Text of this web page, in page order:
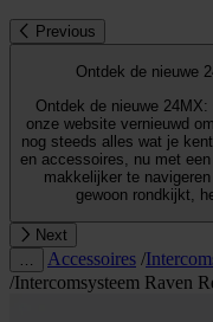
Previous
Ontdek de nieuwe
Ontdek de nieuwe 24MX:
onze website vernieuwd
nog steeds alles wat je
en accessoires, nu met
makkelijker te
gewoon rondkijkt,
Next
Accessoires /
/Intercomsysteem Raven